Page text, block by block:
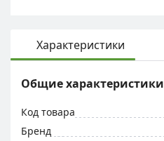
Характеристики
Общие характеристики
Код товара
Бренд